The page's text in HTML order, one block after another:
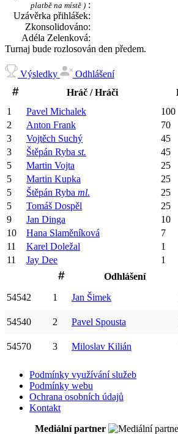
platbě na místě )
Uzávěrka přihlášek
Zkonsolidováno
Adéla Zelenková
Turnaj bude rozlosován den předem.
Výsledky
Odhlášení
Hráč / Hráči
1
Pavel Michalek 100
2
Anton Frank 70
3
Vojtěch Suchý 45
3
Štěpán Ryba st. 45
5
Martin Vojta 25
5
Martin Kupka 25
5
Štěpán Ryba ml. 25
5
Tomáš Dospěl 25
9
Jan Dinga 10
10
Hana Slaměníková 7
11
Karel Doležal 1
11
Jay Dee 1
Odhlášení
54542
1 Jan Šimek
54540 2 Pavel Spousta
54570 3 Miloslav Kilián
Podmínky využívání služeb
Podmínky webu
Ochrana osobních údajů
Kontakt
Mediální partner